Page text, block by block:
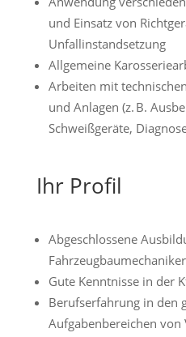
und Einsatz von
Unfallinstandsetzung
Allgemeine
Arbeiten mit
und Anlagen (z. B.
Schweißgeräte,
Ihr Profil
Abgeschlossene
Fahrzeugbaumechaniker
Gute Kenntnisse in der
Berufserfahrung in den
Aufgabenbereichen von